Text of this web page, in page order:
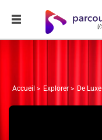
Accueil Explorer De Luxe